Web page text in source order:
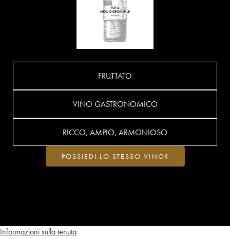
Informazioni sulla tenuta
FRUTTATO
VINO GASTRONOMICO
RICCO, AMPIO, ARMONIOSO
POSSIEDI LO STESSO VINO?